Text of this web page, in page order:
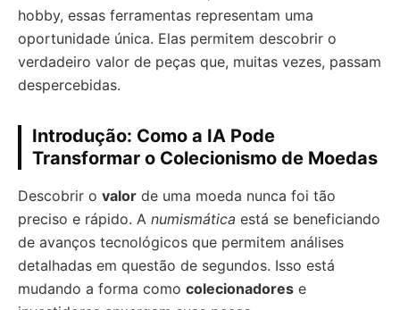
hobby, essas ferramentas representam uma
oportunidade única. Elas permitem descobrir o
verdadeiro valor de peças que, muitas vezes, passam
despercebidas.
Introdução: Como a IA Pode
Transformar o Colecionismo de Moedas
Descobrir o valor de uma moeda nunca foi tão
preciso e rápido. A numismática está se beneficiando
de avanços tecnológicos que permitem análises
detalhadas em questão de segundos. Isso está
mudando a forma como colecionadores e